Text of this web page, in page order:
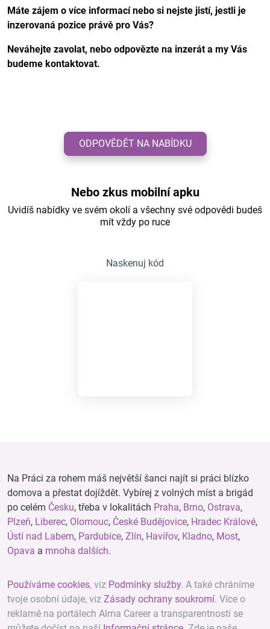
Máte zájem o více informací nebo si nejste jistí, jestli je
inzerovaná pozice právě pro Vás?
Neváhejte zavolat, nebo odpovězte na inzerát a my Vás
budeme kontaktovat.
ODPOVĚDĚT NA NABÍDKU
Nebo zkus mobilní apku
Uvidíš nabídky ve svém okolí a všechny své odpovědi budeš
mít vždy po ruce
Naskenuj kód
Na Práci za rohem máš největší šanci najít si práci blízko
domova a přestat dojíždět. Vybírej z volných míst a brigád
po celém Česku, třeba v lokalitách Praha, Brno, Ostrava,
Plzeň, Liberec, Olomouc, České Budějovice, Hradec Králové,
Ústí nad Labem, Pardubice, Zlín, Havířov, Kladno, Most,
Opava a mnoha dalších.
Používáme cookies, viz Podmínky služby. A také chráníme
tvoje osobní údaje, viz Zásady ochrany soukromí. Více o
reklamě na portálech Alma Career a transparentnosti se